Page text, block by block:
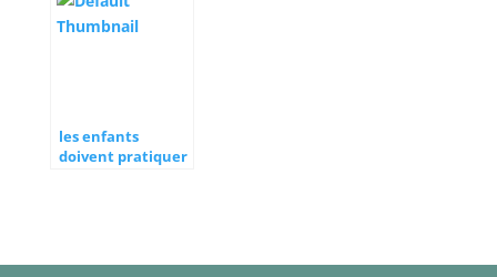
les enfants
doivent pratiquer